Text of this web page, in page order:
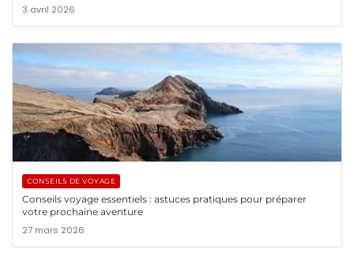
3 avril 2026
CONSEILS DE VOYAGE
Conseils voyage essentiels : astuces pratiques pour préparer
votre prochaine aventure
27 mars 2026